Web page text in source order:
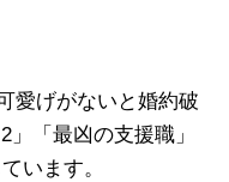
愛げがないと婚約破
「最凶の支援職」
います。